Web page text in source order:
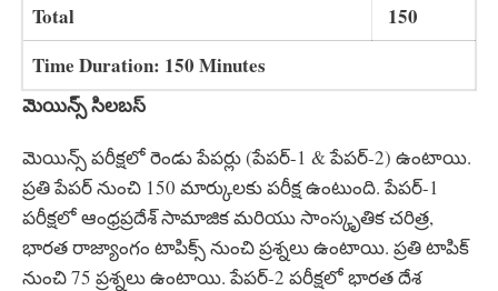
Total
150
Time Duration: 150 Minutes
మెయిన్స్ సిలబస్
మెయిన్స్ పరీక్షలో రెండు పేపర్లు (పేపర్-1 & పేపర్-2) ఉంటాయి.
ప్రతి పేపర్ నుంచి 150 మార్కులకు పరీక్ష ఉంటుంది. పేపర్-1
పరీక్షలో ఆంధ్రప్రదేశ్ సామాజిక మరియు సాంస్కృతిక చరిత్ర,
భారత రాజ్యాంగం టాపిక్స్ నుంచి ప్రశ్నలు ఉంటాయి. ప్రతి టాపిక్
నుంచి 75 ప్రశ్నలు ఉంటాయి. పేపర్-2 పరీక్షలో భారత దేశ